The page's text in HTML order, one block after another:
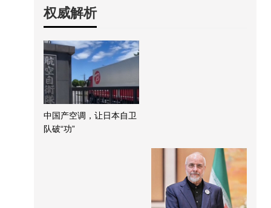
权威解析
中国产空调，让日本自卫
队破“功”